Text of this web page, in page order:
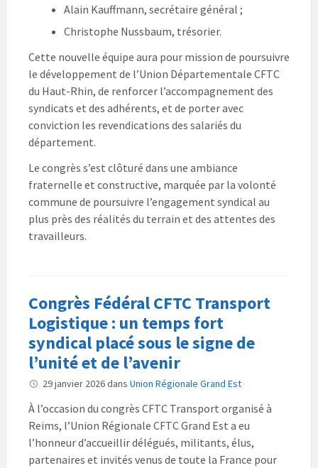
Alain Kauffmann, secrétaire général ;
Christophe Nussbaum, trésorier.
Cette nouvelle équipe aura pour mission de poursuivre
le développement de l’Union Départementale CFTC
du Haut-Rhin, de renforcer l’accompagnement des
syndicats et des adhérents, et de porter avec
conviction les revendications des salariés du
département.
Le congrès s’est clôturé dans une ambiance
fraternelle et constructive, marquée par la volonté
commune de poursuivre l’engagement syndical au
plus près des réalités du terrain et des attentes des
travailleurs.
Congrès Fédéral CFTC Transport
Logistique : un temps fort
syndical placé sous le signe de
l’unité et de l’avenir
29 janvier 2026dans Union Régionale Grand Est
À l’occasion du congrès CFTC Transport organisé à
Reims, l’Union Régionale CFTC Grand Est a eu
l’honneur d’accueillir délégués, militants, élus,
partenaires et invités venus de toute la France pour